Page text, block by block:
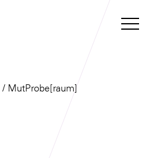
/ MutProbe[raum]